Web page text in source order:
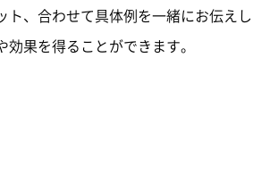
、合わせて具体例を一緒にお伝え
果を得ることができます。